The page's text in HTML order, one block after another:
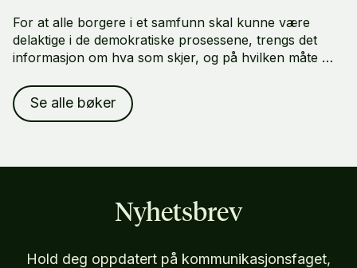
For at alle borgere i et samfunn skal kunne være
delaktige i de demokratiske prosessene, trengs det
informasjon om hva som skjer, og på hvilken måte vi
gir oss denne informasjonen, og hvordan?
Se alle bøker
Nyhetsbrev
Hold deg oppdatert på kommunikasjonsfaget,